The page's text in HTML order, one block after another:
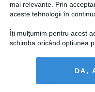
mai relevante. Prin
aceste tehnologii în
Îți mulțumim pentru acest
schimba oricând opțiunea
DA,
Politica de confidențialitate și